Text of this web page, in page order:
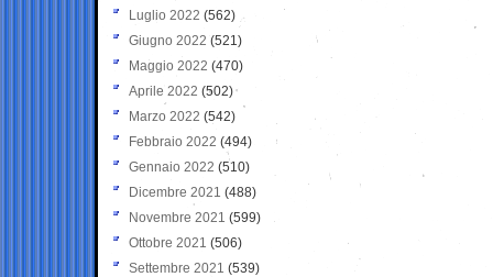
Luglio 2022 (562)
Giugno 2022 (521)
Maggio 2022 (470)
Aprile 2022 (502)
Marzo 2022 (542)
Febbraio 2022 (494)
Gennaio 2022 (510)
Dicembre 2021 (488)
Novembre 2021 (599)
Ottobre 2021 (506)
Settembre 2021 (539)